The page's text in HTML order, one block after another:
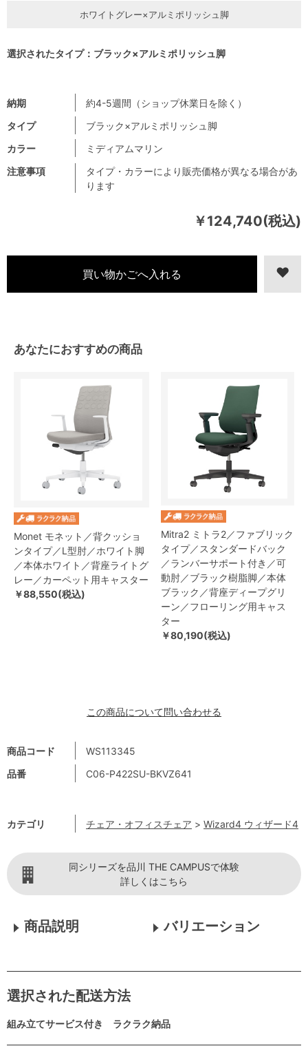
￥124,740(税込)
商品コード
WS113345
品番
C06-P422SU-BKVZ641
カテゴリ チェア・オフィスチェア > Wizard4 ウィザード4
注意事項
タイプ・カラーにより販売価格が異なる場合があ
ります
納期
約4-5週間（ショップ休業日を除く）
タイプ
ブラック×アルミポリッシュ脚
カラー
ミディアムマリン
ホワイトグレー×アルミポリッシュ脚
選択されたタイプ：ブラック×アルミポリッシュ脚
あなたにおすすめの商品
Monet モネット／背クッショ
ンタイプ／L型肘／ホワイト脚
／本体ホワイト／背座ライトグ
レー／カーペット用キャスター
￥88,550(税込)
Mitra2 ミトラ2／ファブリック
タイプ／スタンダードバック
／ランバーサポート付き／可
動肘／ブラック樹脂脚／本体
ブラック／背座ディープグリ
ーン／フローリング用キャス
ター
￥80,190(税込)
この商品について問い合わせる
同シリーズを品川 THE CAMPUSで体験
詳しくはこちら
商品説明 バリエーション
選択された配送方法
組み立てサービス付き ラクラク納品